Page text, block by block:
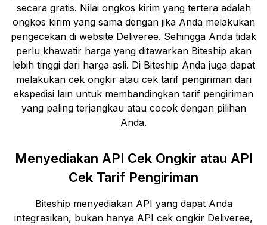
secara gratis. Nilai ongkos kirim yang tertera adalah
ongkos kirim yang sama dengan jika Anda melakukan
pengecekan di website Deliveree. Sehingga Anda tidak
perlu khawatir harga yang ditawarkan Biteship akan
lebih tinggi dari harga asli. Di Biteship Anda juga dapat
melakukan cek ongkir atau cek tarif pengiriman dari
ekspedisi lain untuk membandingkan tarif pengiriman
yang paling terjangkau atau cocok dengan pilihan
Anda.
Menyediakan API Cek Ongkir atau API
Cek Tarif Pengiriman
Biteship menyediakan API yang dapat Anda
integrasikan, bukan hanya API cek ongkir Deliveree,